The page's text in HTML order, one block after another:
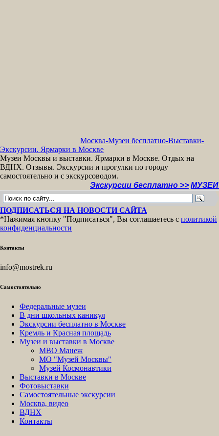
Москва-Музеи бесплатно-Выставки-
Экскурсии. Ярмарки в Москве
Музеи Москвы и выставки. Ярмарки в Москве. Отдых на
ВДНХ. Отзывы. Экскурсии и прогулки по городу
самостоятельно и с экскурсоводом.
Экскурсии бесплатно >> МУЗЕИ
ПОДПИСАТЬСЯ НА НОВОСТИ САЙТА
*Нажимая кнопку "Подписаться", Вы соглашаетесь с политикой
конфиденциальности
Контакты
info@mostrek.ru
Самостоятельно
Федеральные музеи
В дни школьных каникул
Экскурсии бесплатно в Москве
Кремль и Красная площадь
Музеи и выставки в Москве
МВО Манеж
МО "Музей Москвы"
Музей Космонавтики
Выставки в Москве
Фотовыставки
Самостоятельные экскурсии
Москва, видео
ВДНХ
Контакты